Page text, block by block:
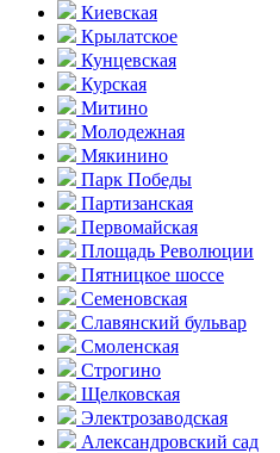
Киевская
Крылатское
Кунцевская
Курская
Митино
Молодежная
Мякинино
Парк Победы
Партизанская
Первомайская
Площадь Революции
Пятницкое шоссе
Семеновская
Славянский бульвар
Смоленская
Строгино
Щелковская
Электро­заводская
Александ­ровский сад